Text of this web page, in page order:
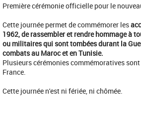
Première cérémonie officielle pour le
Cette journée permet de commémorer les
1962,de rassembler et rendre hommage à
ou militaires qui sont tombées durant la
combats au Maroc et en Tunisie.
Plusieurs cérémonies commémoratives
France.
Cette journée n'est ni fériée, ni chômée.